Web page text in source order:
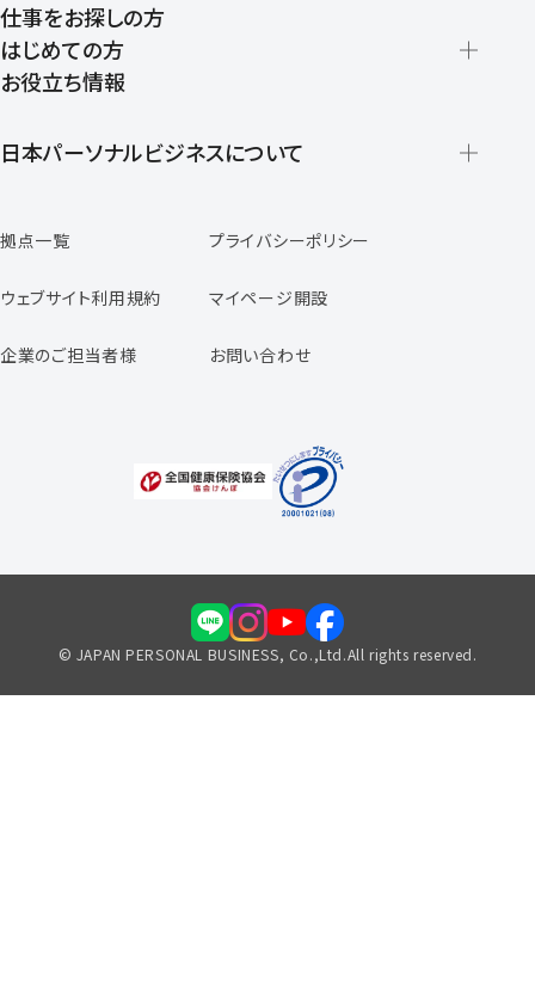
仕事をお探しの方
はじめての方
登録から就業開始までの流れ
お役立ち情報
日本パーソナルビジネスについて
スタッフの声
専任コンサルタントの声
福利厚生のご案内
拠点一覧 プライバシーポリシー
ウェブサイト利用規約 マイページ開設
企業のご担当者様 お問い合わせ
© JAPAN PERSONAL BUSINESS, Co.,Ltd.All rights reserved.